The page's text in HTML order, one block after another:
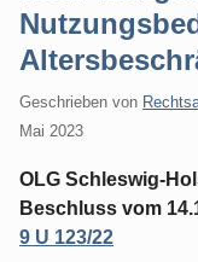
Geschrieben von
Mai 2023
OLG Schleswig-
Beschluss vom
9 U 123/22